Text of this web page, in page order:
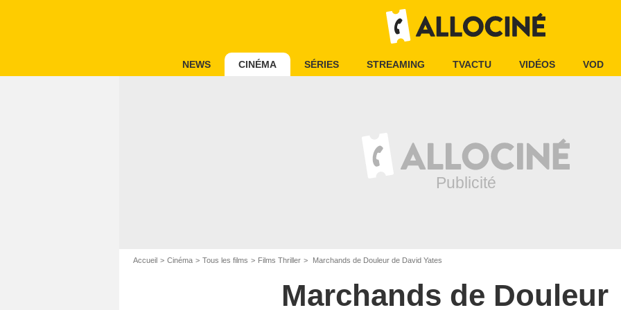
NEWS CINÉMA SÉRIES STREAMING TVACTU VIDÉOS VOD
Accueil Cinéma Tous les films Films Thriller Marchands de Douleur de David Yates
Marchands de Douleur